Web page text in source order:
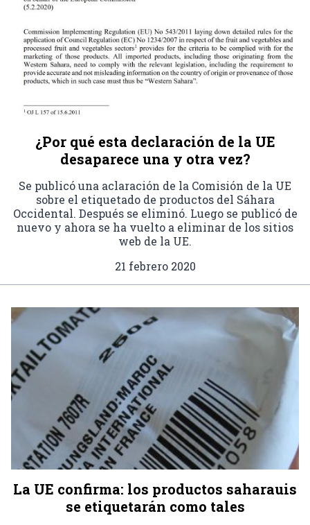
¿Por qué esta declaración de la UE
desaparece una y otra vez?
Se publicó una aclaración de la Comisión de la UE
sobre el etiquetado de productos del Sáhara
Occidental. Después se eliminó. Luego se publicó de
nuevo y ahora se ha vuelto a eliminar de los sitios
web de la UE.
21 febrero 2020
La UE confirma: los productos saharauis
se etiquetarán como tales